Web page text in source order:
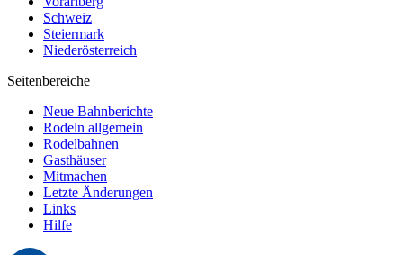
Schweiz
Steiermark
Niederösterreich
Seitenbereiche
Neue Bahnberichte
Rodeln allgemein
Rodelbahnen
Gasthäuser
Mitmachen
Letzte Änderungen
Links
Hilfe